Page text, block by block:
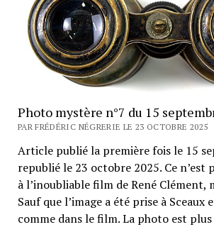
Photo mystère n°7 du 15
PAR FRÉDÉRIC NÉGRERIE LE 23 OCTOBRE 2025
Article publié la première fois le 15
republié le 23 octobre 2025. Ce n’est
à l’inoubliable film de René Clément,
Sauf que l’image a été prise à Sceaux
comme dans le film. La photo est